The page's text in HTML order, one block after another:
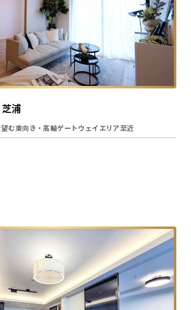
浦
む東向き・高輪ゲートウェイエリア至近